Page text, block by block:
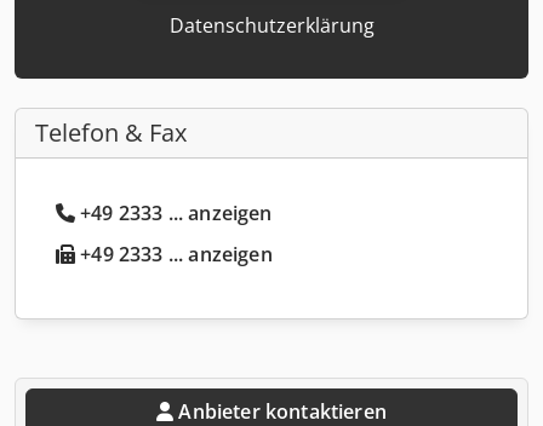
Datenschutzerklärung
Telefon & Fax
+49 2333 ... anzeigen
+49 2333 ... anzeigen
Anbieter kontaktieren